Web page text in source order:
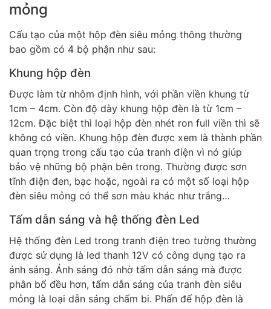
mỏng
Cấu tạo của một hộp đèn siêu mỏng thông thường
bao gồm có 4 bộ phận như sau:
Khung hộp đèn
Được làm từ nhôm định hình, với phần viền khung từ
1cm – 4cm. Còn độ dày khung hộp đèn là từ 1cm –
12cm. Đặc biệt thì loại hộp đèn nhét ron full viền thì sẽ
không có viền. Khung hộp đèn được xem là thành phần
quan trọng trong cấu tạo của tranh điện vì nó giúp
bảo vệ những bộ phận bên trong. Thường được sơn
tĩnh điện đen, bạc hoặc, ngoài ra có một số loại hộp
đèn siêu mỏng có thể sơn màu khác như trắng…
Tấm dẫn sáng và hệ thống đèn Led
Hệ thống đèn Led trong tranh điện treo tường thường
được sử dụng là led thanh 12V có công dụng tạo ra
ánh sáng. Ánh sáng đó nhờ tấm dẫn sáng mà được
phân bổ đều hơn, tấm dẫn sáng của tranh đèn siêu
mỏng là loại dẫn sáng chấm bi. Phấn đế hộp đèn là